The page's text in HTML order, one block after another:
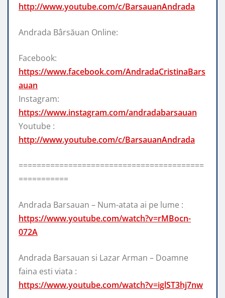
http://www.youtube.com/c/BarsauanAndrada
Andrada Bârsăuan Online:
Facebook:
https://www.facebook.com/AndradaCristinaBars
auan
Instagram:
https://www.instagram.com/andradabarsauan
Youtube :
http://www.youtube.com/c/BarsauanAndrada
=========================================
===========
Andrada Barsauan – Num-atata ai pe lume :
https://www.youtube.com/watch?v=rMBocn-
072A
Andrada Barsauan si Lazar Arman – Doamne
faina esti viata :
https://www.youtube.com/watch?v=iglST3hj7nw